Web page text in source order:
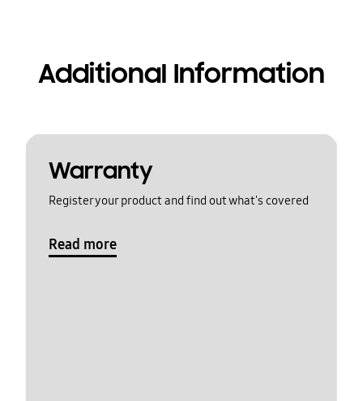
Additional Information
Warranty
Register your product and find out what's covered
Read more